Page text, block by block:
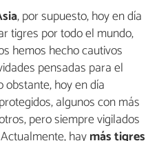
, por supuesto, hoy en día
tigres por todo el mundo,
hemos hecho cautivos
pensadas para el
obstante, hoy en día
algunos con más
pero siempre vigilados